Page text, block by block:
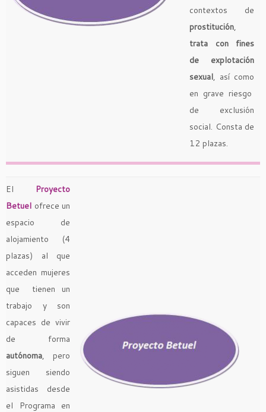
contextos de
prostitución,
trata con fines
de explotación
sexual, así como
en grave riesgo
de exclusión
social. Consta de
12 plazas.
El Proyecto
Betuel ofrece un
espacio de
alojamiento (4
plazas) al que
acceden mujeres
que tienen un
trabajo y son
capaces de vivir
de forma
autónoma, pero
siguen siendo
asistidas desde
el Programa en